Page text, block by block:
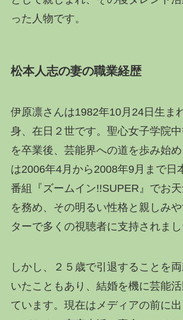
った人物です。
松本人志の妻の職業経歴
伊原凛さんは1982年10月24日生ま
身、在日２世です。聖心女子学院
を卒業後、芸能界への道を歩み始
は2006年4月から2008年9月まで日
番組『ズームイン!!SUPER』でお
を務め、その明るい性格と親しみ
ターで多くの視聴者に支持されまし
しかし、２５歳で引退することを
いたこともあり、結婚を機に芸能
ています。現在はメディアの前に